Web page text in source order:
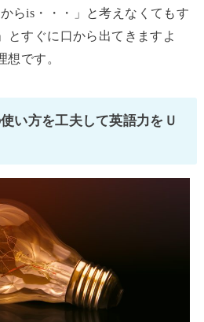
らis・・・」と考えなくてもす
とすぐに口から出てきますよ
です。
い方を工夫して英語力をＵ